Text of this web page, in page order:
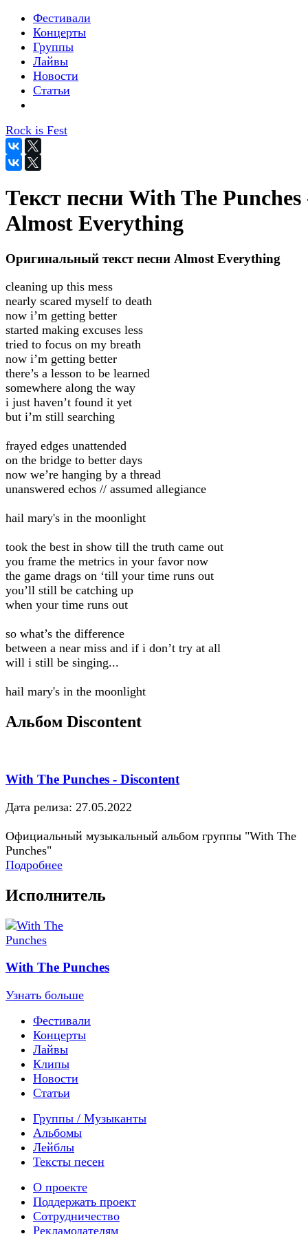
Фестивали
Концерты
Группы
Лайвы
Новости
Статьи
Rock is Fest
Текст песни With The Punches
Almost Everything
Оригинальный текст песни Almost Everything
cleaning up this mess
nearly scared myself to death
now i’m getting better
started making excuses less
tried to focus on my breath
now i’m getting better
there’s a lesson to be learned
somewhere along the way
i just haven’t found it yet
but i’m still searching
frayed edges unattended
on the bridge to better days
now we’re hanging by a thread
unanswered echos // assumed allegiance
hail mary's in the moonlight
took the best in show till the truth came out
you frame the metrics in your favor now
the game drags on ‘till your time runs out
you’ll still be catching up
when your time runs out
so what’s the difference
between a near miss and if i don’t try at all
will i still be singing...
hail mary's in the moonlight
Альбом Discontent
With The Punches - Discontent
Дата релиза: 27.05.2022
Официальный музыкальный альбом группы "With The
Punches"
Подробнее
Исполнитель
With The Punches
Узнать больше
Фестивали
Концерты
Лайвы
Клипы
Новости
Статьи
Группы / Музыканты
Альбомы
Лейблы
Тексты песен
О проекте
Поддержать проект
Сотрудничество
Рекламодателям